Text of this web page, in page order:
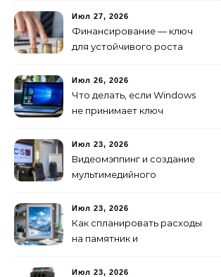
Июл 27, 2026
Финансирование — ключ
для устойчивого роста
Июл 26, 2026
Что делать, если Windows
не принимает ключ
Июл 23, 2026
Видеомэппинг и создание
мультимедийного
будущего для пространств
Июл 23, 2026
Как спланировать расходы
на памятник и
без лишних переплат
Июл 23, 2026